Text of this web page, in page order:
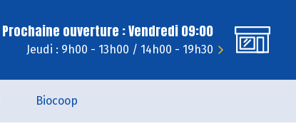
Prochaine ouverture : Vendredi 09:00
Jeudi : 9h00 - 13h00 / 14h00 - 19h30
Biocoop